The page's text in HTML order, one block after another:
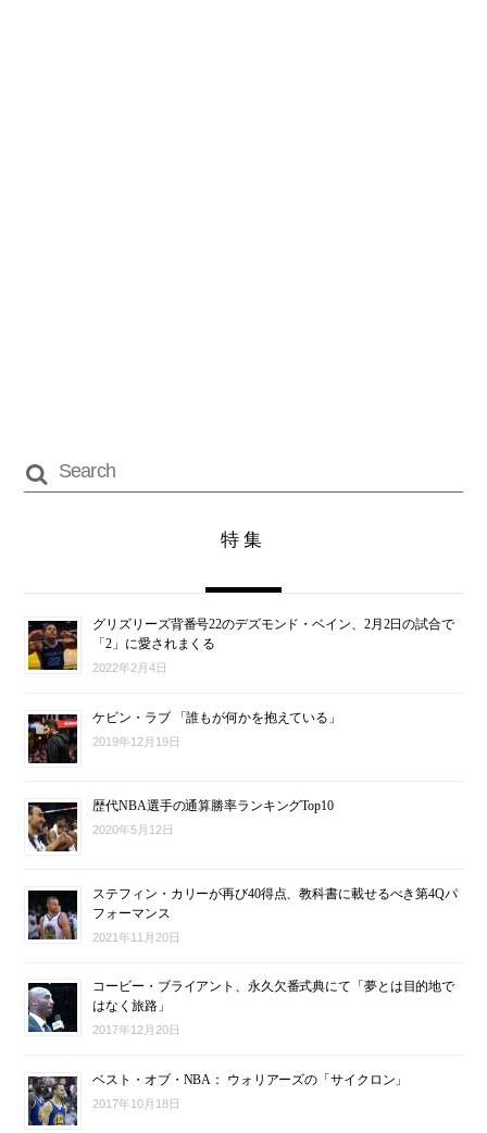
特集
グリズリーズ背番号22のデズモンド・ベイン、2月2日の試合で
「2」に愛されまくる
2022年2月4日
ケビン・ラブ 「誰もが何かを抱えている」
2019年12月19日
歴代NBA選手の通算勝率ランキングTop10
2020年5月12日
ステフィン・カリーが再び40得点、教科書に載せるべき第4Qパ
フォーマンス
2021年11月20日
コービー・ブライアント、永久欠番式典にて「夢とは目的地で
はなく旅路」
2017年12月20日
ベスト・オブ・NBA： ウォリアーズの「サイクロン」
2017年10月18日